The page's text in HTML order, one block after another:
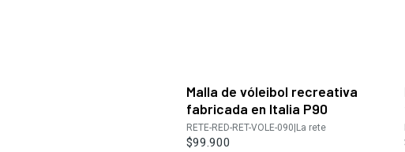
Malla de vóleibol recreativa
fabricada en Italia P90
RETE-RED-RET-VOLE-090 La rete
$99.900